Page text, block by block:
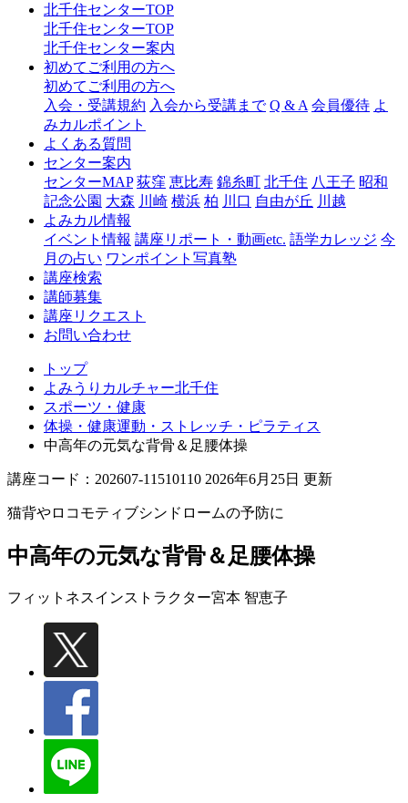
ャ
千
北千住センターTOP
北千住センターTOP
北千住センター案内
初めてご利用の方へ
初めてご利用の方へ
入会・受講規約 入会から受講まで Q & A 会員優待 よ
みカルポイント
よくある質問
センター案内
センターMAP 荻窪 恵比寿 錦糸町 北千住 八王子 昭和
記念公園 大森 川崎 横浜 柏 川口 自由が丘 川越
よみカル情報
イベント情報 講座リポート・動画etc. 語学カレッジ 今
月の占い ワンポイント写真塾
講座検索
講師募集
講座リクエスト
お問い合わせ
トップ
よみうりカルチャー北千住
スポーツ・健康
体操・健康運動・ストレッチ・ピラティス
中高年の元気な背骨＆足腰体操
講座コード：202607-11510110 2026年6月25日 更新
猫背やロコモティブシンドロームの予防に
中高年の元気な背骨＆足腰体操
フィットネスインストラクター宮本 智恵子